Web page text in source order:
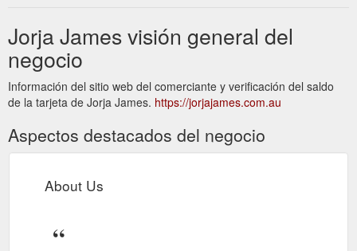
Jorja James visión general del
negocio
Información del sitio web del comerciante y verificación del saldo
de la tarjeta de Jorja James. https://jorjajames.com.au
Aspectos destacados del negocio
About Us